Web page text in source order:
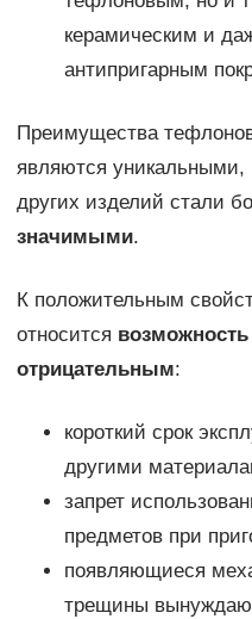
керамическим и
антипригарным
Преимущества
являются уникальными,
других изделий стали
значимыми.
К положительным
относится возможность
отрицательным:
короткий срок
другими
запрет
предметов при
появляющиеся
трещины